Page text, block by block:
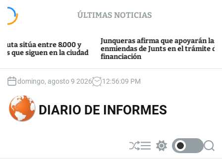
c
ÚLTIMAS NOTICIAS
entre 8.000 y
en la ciudad
Junqueras afirma que apoyarán las
enmiendas de Junts en el trámite de la
financiación
domingo, agosto 9 2026 12:56:10 PM
DIARIO DE INFORMES
S
h
M
e w
S
e